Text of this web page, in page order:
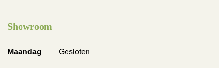
Showroom
Maandag Gesloten